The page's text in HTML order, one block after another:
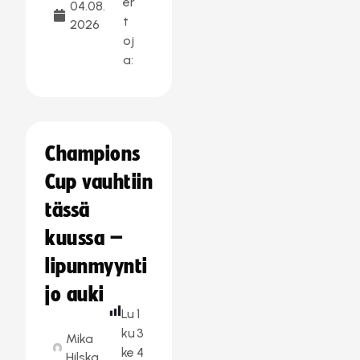
04.08.
2026
t
oj
a:
Champions
Cup vauhtiin
tässä
kuussa –
lipunmyynti
jo auki
Mika
Lu
ku
ke
1
3
4